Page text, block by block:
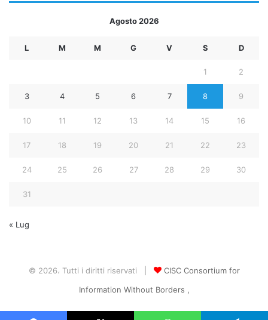
Agosto 2026
L M M G V S D
1 2
3 4 5 6 7 8 9
10 11 12 13 14 15 16
17 18 19 20 21 22 23
24 25 26 27 28 29 30
31
« Lug
© 2026، Tutti i diritti riservati |
CISC Consortium for
Information Without Borders ,